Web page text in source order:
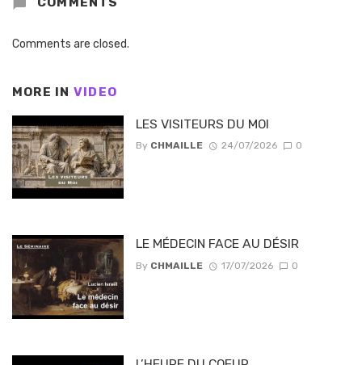
Comments are closed.
MORE IN VIDEO
LES VISITEURS DU MOI
By CHMAILLE 24/07/2026 0
LE MÉDECIN FACE AU DÉSIR
By CHMAILLE 17/07/2026 0